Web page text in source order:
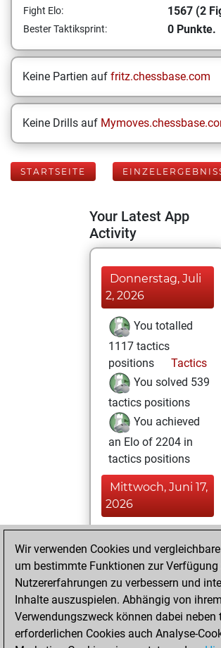
Fight Elo: 1567 (2
Bester Taktiksprint: 0 Punkte.
Keine Partien auf fritz.chessbase.com
Keine Drills auf
STARTSEITE
Your Latest App
Activity
Donnerstag, Juli
2, 2026
You totalled
1117 tactics
positions
Tactics
You solved 539
tactics positions
You achieved
an Elo of 2204 in
tactics positions
Mittwoch, Juni 17,
2026
You played 178
bullet games
Play
You scored +41
=1 -136 in bullet
Dienstag, Juni 16,
2026
Wir verwenden Cookies und
um bestimmte Funktionen zur Verfügung
Nutzererfahrungen zu verbessern und
Inhalte auszuspielen. Abhängig von ihrem
Verwendungszweck können dabei neben
erforderlichen Cookies auch Analyse-